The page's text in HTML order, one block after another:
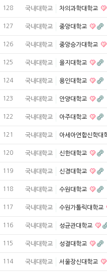
128 국내대학교 차의과학대학교
127 국내대학교 중앙대학교
126 국내대학교 중앙승가대학교
125 국내대학교 을지대학교
124 국내대학교 용인대학교
123 국내대학교 안양대학교
122 국내대학교 아주대학교
121 국내대학교 아세아연합신학대
120 국내대학교 신한대학교
119 국내대학교 신경대학교
118 국내대학교 수원대학교
117 국내대학교 수원가톨릭대학교
116 국내대학교 성균관대학교
115 국내대학교 성결대학교
114 국내대학교 서울장신대학교